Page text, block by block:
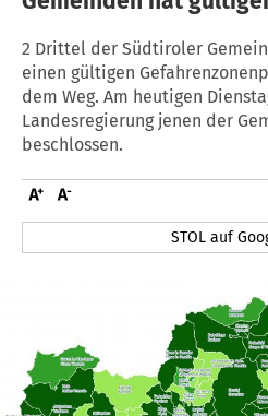
2 Drittel der Südtiroler
einen gültigen
dem Weg. Am heutigen
Landesregierung jenen der
beschlossen.
STOL auf